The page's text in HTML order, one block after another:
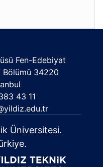
Fen-Edebiyat
Bölümü 34220
43 11
Üniversitesi.